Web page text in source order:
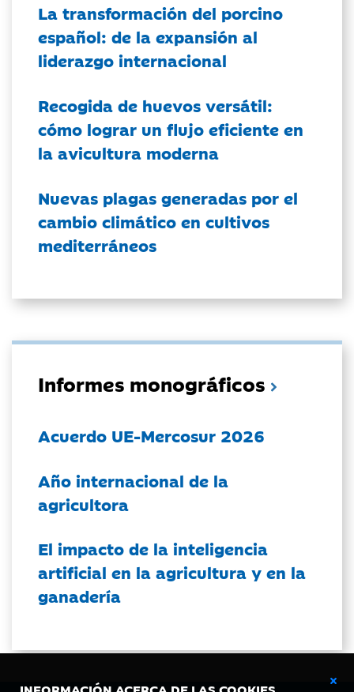
La transformación del porcino
español: de la expansión al
liderazgo internacional
Recogida de huevos versátil:
cómo lograr un flujo eficiente en
la avicultura moderna
Nuevas plagas generadas por el
cambio climático en cultivos
mediterráneos
Informes monográficos
Acuerdo UE-Mercosur 2026
Año internacional de la
agricultora
El impacto de la inteligencia
artificial en la agricultura y en la
ganadería